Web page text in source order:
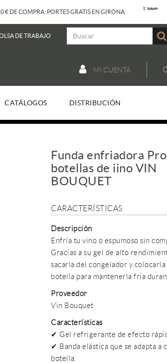
€ DE COMPRA: PORTES GRATIS EN GIRONA
DE TRABAJO
0
MI CUENTA
CATÁLOGOS DISTRIBUCIÓN
Funda enfriadora
botellas de iino VIN
BOUQUET
CARACTERÍSTICAS
Descripción
Enfría tu vino o espumoso sin
Gracias a su gel de alto
sacarla del congelador y colocarla
botella para mantenerla fría
Proveedor
Vin Bouquet
Características
✔ Gel refrigerante de efecto
✔ Banda elástica que se adapta a
botella.